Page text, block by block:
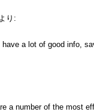
より:
a lot of good info,
a number of the most